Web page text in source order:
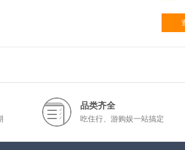
品类齐全
吃住行、游购娱一站搞定